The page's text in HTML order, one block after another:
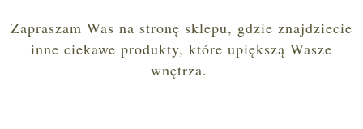
Zapraszam Was na stronę sklepu, gdzie znajdziecie
inne ciekawe produkty, które upiększą Wasze
wnętrza.